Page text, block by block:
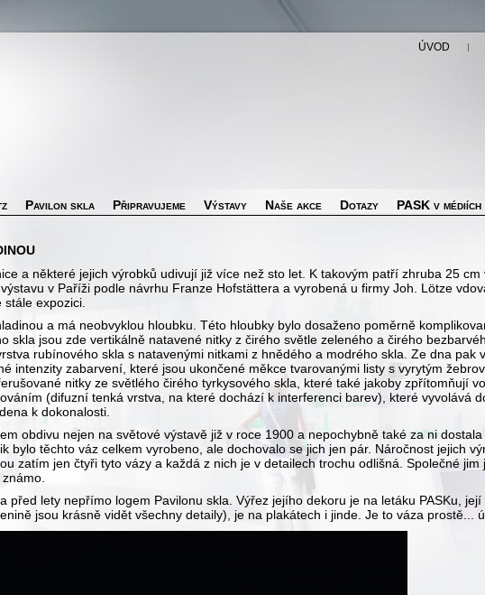
ÚVOD
Pavilon skla Připravujeme Výstavy Naše akce Dotazy PASK v médiích
a některé jejich výrobků udivují již více než sto let. K takovým patří zhruba 25 cm
v Paříži podle návrhu Franze Hofstättera a vyrobená u firmy Joh. Lötze
expozici.
a má neobvyklou hloubku. Této hloubky bylo dosaženo poměrně
skla jsou zde vertikálně natavené nitky z čirého světle zeleného a čirého
rubínového skla s natavenými nitkami z hnědého a modrého skla. Ze dna pak
intenzity zabarvení, které jsou ukončené měkce tvarovanými listy s vyrytým
nitky ze světlého čirého tyrkysového skla, které také jakoby zpřítomňují
(difuzní tenká vrstva, na které dochází k interferenci barev), které vyvolává
k dokonalosti.
obdivu nejen na světové výstavě již v roce 1900 a nepochybně také za ni
bylo těchto váz celkem vyrobeno, ale dochovalo se jich jen pár. Náročnost jejich
zatím jen čtyři tyto vázy a každá z nich je v detailech trochu odlišná. Společné
před lety nepřímo logem Pavilonu skla. Výřez jejího dekoru je na letáku PASKu,
jsou krásně vidět všechny detaily), je na plakátech i jinde. Je to váza prostě...